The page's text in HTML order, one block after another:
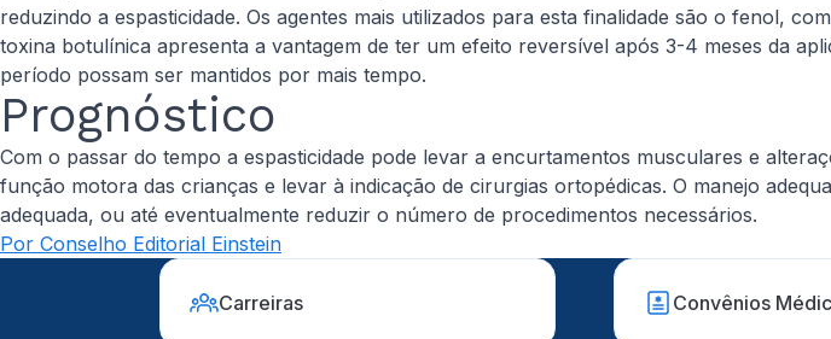
reduzindo a espasticidade. Os agentes mais utilizados para esta finalidade são o fenol,
toxina botulínica apresenta a vantagem de ter um efeito reversível após 3-4 meses da
período possam ser mantidos por mais tempo.
Prognóstico
Com o passar do tempo a espasticidade pode levar a encurtamentos musculares e
função motora das crianças e levar à indicação de cirurgias ortopédicas. O manejo
adequada, ou até eventualmente reduzir o número de procedimentos necessários.
Por Conselho Editorial Einstein
Carreiras Convênios